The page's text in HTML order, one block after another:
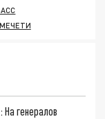
генералов